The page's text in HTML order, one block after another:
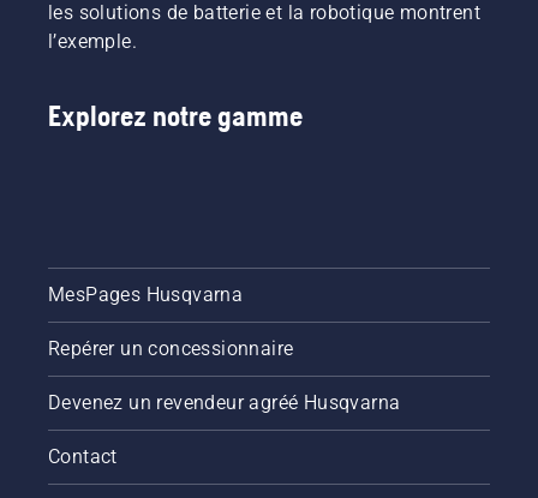
les solutions de batterie et la robotique montrent
l’exemple.
Explorez notre gamme
MesPages Husqvarna
Repérer un concessionnaire
Devenez un revendeur agréé Husqvarna
Contact